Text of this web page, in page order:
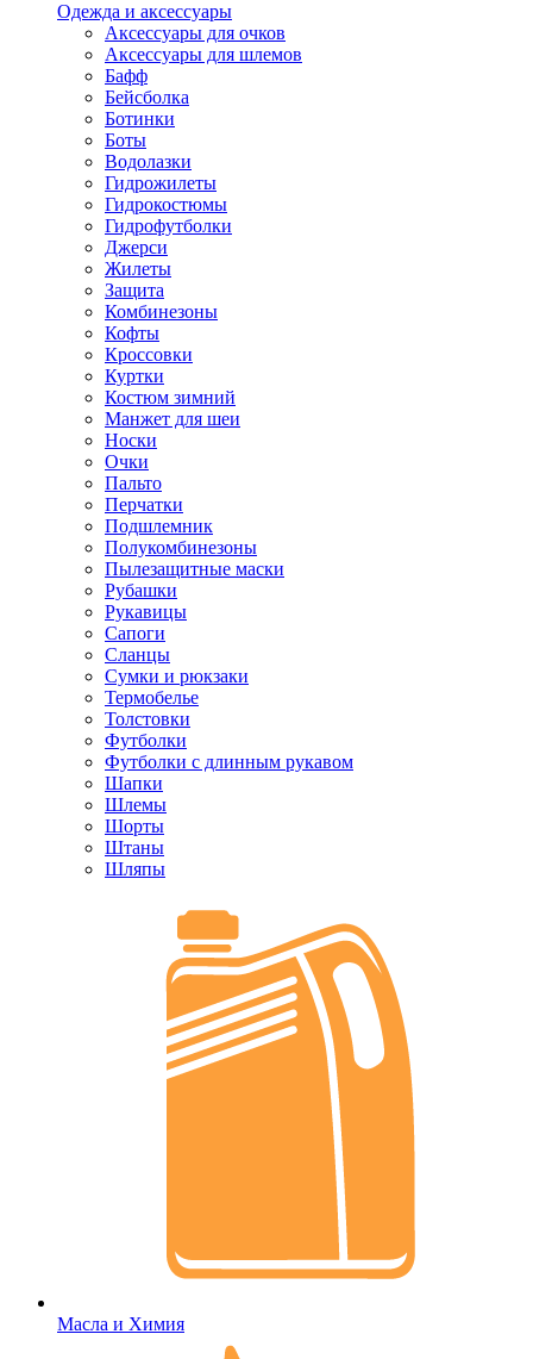
Одежда и аксессуары
Аксессуары для очков
Аксессуары для шлемов
Бафф
Бейсболка
Ботинки
Боты
Водолазки
Гидрожилеты
Гидрокостюмы
Гидрофутболки
Джерси
Жилеты
Защита
Комбинезоны
Кофты
Кроссовки
Куртки
Костюм зимний
Манжет для шеи
Носки
Очки
Пальто
Перчатки
Подшлемник
Полукомбинезоны
Пылезащитные маски
Рубашки
Рукавицы
Сапоги
Сланцы
Сумки и рюкзаки
Термобелье
Толстовки
Футболки
Футболки с длинным рукавом
Шапки
Шлемы
Шорты
Штаны
Шляпы
Масла и Химия